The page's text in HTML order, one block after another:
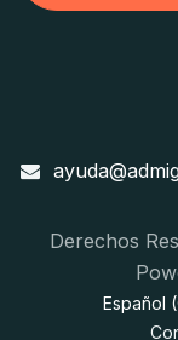
Derechos
Español